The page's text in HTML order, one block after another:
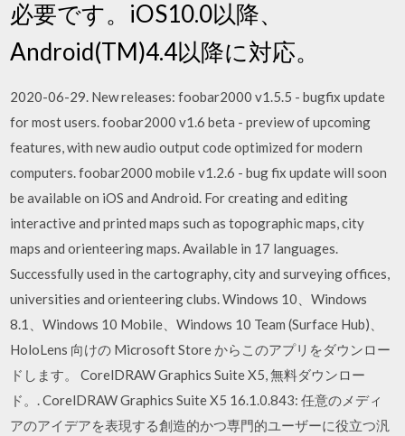
必要です。iOS10.0以降、
Android(TM)4.4以降に対応。
2020-06-29. New releases: foobar2000 v1.5.5 - bugfix update
for most users. foobar2000 v1.6 beta - preview of upcoming
features, with new audio output code optimized for modern
computers. foobar2000 mobile v1.2.6 - bug fix update will soon
be available on iOS and Android. For creating and editing
interactive and printed maps such as topographic maps, city
maps and orienteering maps. Available in 17 languages.
Successfully used in the cartography, city and surveying offices,
universities and orienteering clubs. Windows 10、Windows
8.1、Windows 10 Mobile、Windows 10 Team (Surface Hub)、
HoloLens 向けの Microsoft Store からこのアプリをダウンロー
ドします。 CorelDRAW Graphics Suite X5, 無料ダウンロー
ド。. CorelDRAW Graphics Suite X5 16.1.0.843: 任意のメディ
アのアイデアを表現する創造的かつ専門的ユーザーに役立つ汎